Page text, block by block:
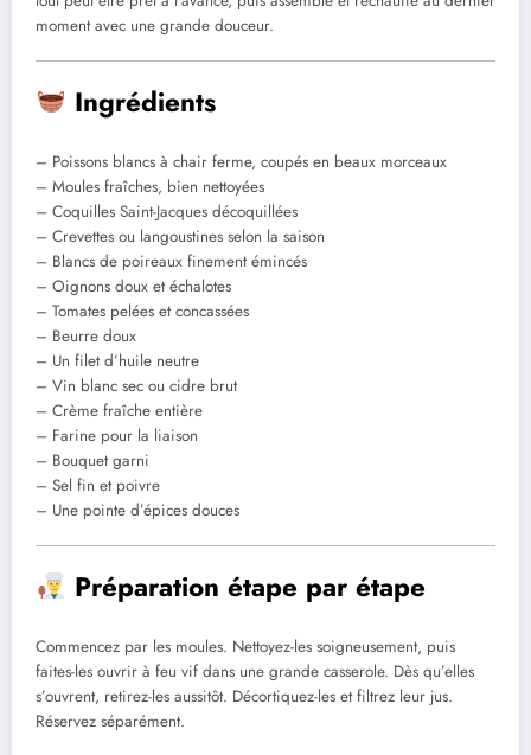
moment avec une grande douceur.
Ingrédients
– Poissons blancs à chair ferme, coupés en beaux morceaux
– Moules fraîches, bien nettoyées
– Coquilles Saint-Jacques décoquillées
– Crevettes ou langoustines selon la saison
– Blancs de poireaux finement émincés
– Oignons doux et échalotes
– Tomates pelées et concassées
– Beurre doux
– Un filet d’huile neutre
– Vin blanc sec ou cidre brut
– Crème fraîche entière
– Farine pour la liaison
– Bouquet garni
– Sel fin et poivre
– Une pointe d’épices douces
Préparation étape par étape
Commencez par les moules. Nettoyez-les soigneusement, puis
faites-les ouvrir à feu vif dans une grande casserole. Dès qu’elles
s’ouvrent, retirez-les aussitôt. Décortiquez-les et filtrez leur jus.
Réservez séparément.